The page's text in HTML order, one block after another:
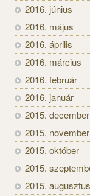
2016. június
2016. május
2016. április
2016. március
2016. február
2016. január
2015. december
2015. november
2015. október
2015.
2015. augusztus